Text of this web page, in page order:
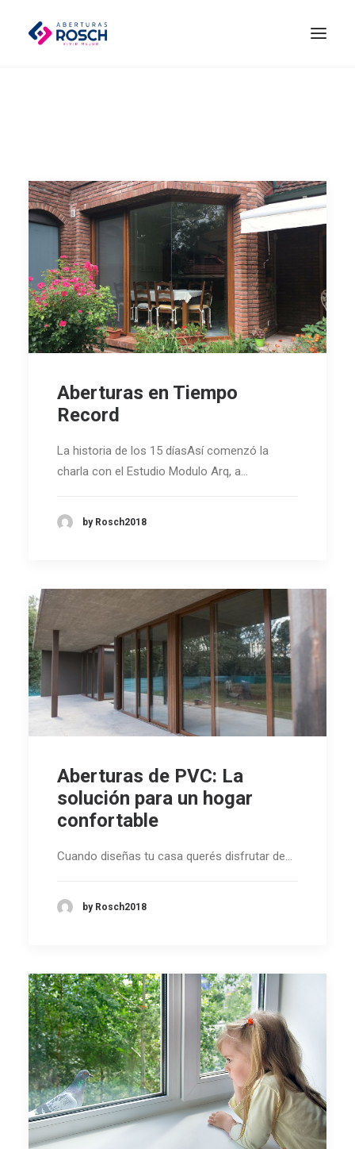
Aberturas en Tiempo
Record
La historia de los 15 díasAsí comenzó la
charla con el Estudio Modulo Arq, a…
by Rosch2018
Aberturas de PVC: La
solución para un hogar
confortable
Cuando diseñas tu casa querés disfrutar de…
by Rosch2018